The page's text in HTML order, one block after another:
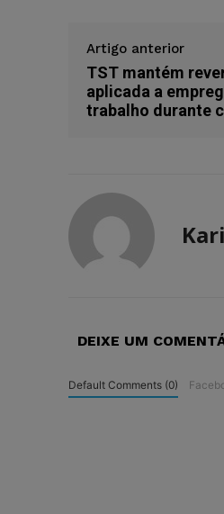
Artigo anterior
TST mantém
aplicada a
trabalho durante
DEIXE UM
Default Comments (0)